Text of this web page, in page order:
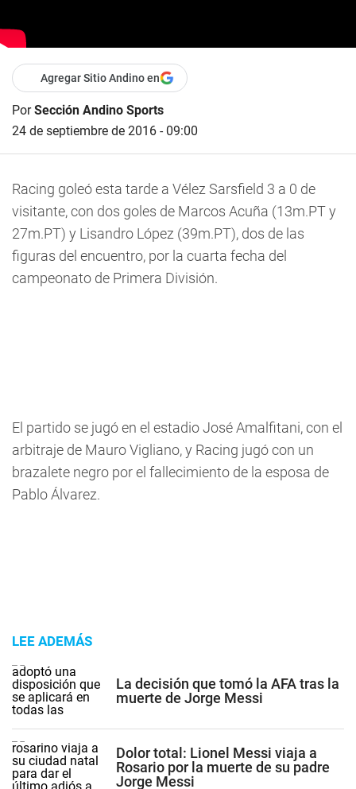
Agregar Sitio Andino en
PorSección Andino Sports
24 de septiembre de 2016 - 09:00
Racing goleó esta tarde a Vélez Sarsfield 3 a 0 de
visitante, con dos goles de Marcos Acuña (13m.PT y
27m.PT) y Lisandro López (39m.PT), dos de las
figuras del encuentro, por la cuarta fecha del
campeonato de Primera División.
El partido se jugó en el estadio José Amalfitani, con el
arbitraje de Mauro Vigliano, y Racing jugó con un
brazalete negro por el fallecimiento de la esposa de
Pablo Álvarez.
LEE ADEMÁS
La decisión que tomó la AFA tras la
muerte de Jorge Messi
Dolor total: Lionel Messi viaja a
Rosario por la muerte de su padre
Jorge Messi